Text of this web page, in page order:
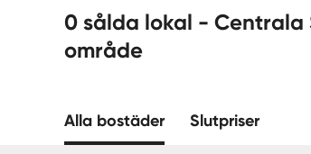
0 sålda lokal - Centrala Södertälje, Södertälje —
område
Alla bostäder Slutpriser